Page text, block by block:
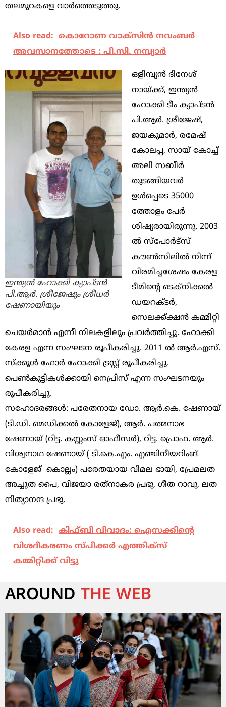
തലമുറകളെ വാർത്തെടുത്തു.
Also read: കൊറോണ വാക്സിൻ നവംബർ
അവസാനത്തോടെ : പി.സി. നമ്പ്യാർ
ഇന്ത്യൻ ഹോക്കി ക്യാപ്ടൻ
പി.ആർ. ശ്രീജേഷും ശ്രീധർ
ഷേണായിയും
ഒളിമ്പ്യൻ ദിനേശ്
നായ്ക്ക്, ഇന്ത്യൻ
ഹോക്കി ടീം ക്യാപ്ടൻ
പി.ആർ. ശ്രീജേഷ്,
ജയകുമാർ, രമേഷ്
കോലപ്പ, സായ് കോച്ച്
അലി സബീർ
തുടങ്ങിയവർ
ഉൾപ്പെടെ 35000
ത്തോളം പേർ
ശിഷ്യരായിരുന്നു. 2003
ൽ സ്‌പോർട്‌സ്
കൗൺസിലിൽ നിന്ന്
വിരമിച്ചശേഷം കേരള
ടീമിന്റെ ടെക്‌നിക്കൽ
ഡയറക്ടർ,
സെലക്ക്ക്ഷൻ കമ്മിറ്റി
ചെയർമാൻ എന്നീ നിലകളിലും പ്രവർത്തിച്ചു. ഹോക്കി
കേരള എന്ന സംഘടന രൂപീകരിച്ചു. 2011 ൽ ആർ.എസ്.
സ്‌ക്കൂൾ ഫോർ ഹോക്കി ട്രസ്റ്റ് രൂപീകരിച്ചു.
പെൺകുട്ടികൾക്കായി നെപ്രിസ് എന്ന സംഘടനയും
രൂപീകരിച്ചു.
സഹോദരങ്ങൾ: പരേതനായ ഡോ. ആർ.കെ. ഷേണായ്
(ടി.ഡി. മെഡിക്കൽ കോളേജ്), ആർ. പത്മനാഭ
ഷേണായ് (റിട്ട. കസ്റ്റംസ് ഓഫീസർ), റിട്ട. പ്രൊഫ. ആർ.
വിശ്വനാഥ ഷേണായ് ( ടി.കെ.എം. എഞ്ചിനീയറിംങ്
കോളേജ് കൊല്ലം) പരേതയായ വിമല ഭായി, പ്രേമലത
അച്ചുത പൈ, വിജയാ രത്‌നാകര പ്രഭു, ഗീത റാവു, ലത
നിത്യാനന്ദ പ്രഭു.
Also read: കിഫ്ബി വിവാദം: ഐസക്കിന്റെ
വിശദീകരണം സ്പീക്കര്‍ എത്തിക്‌സ്
കമ്മിറ്റിക്ക് വിട്ടു
AROUND THE WEB